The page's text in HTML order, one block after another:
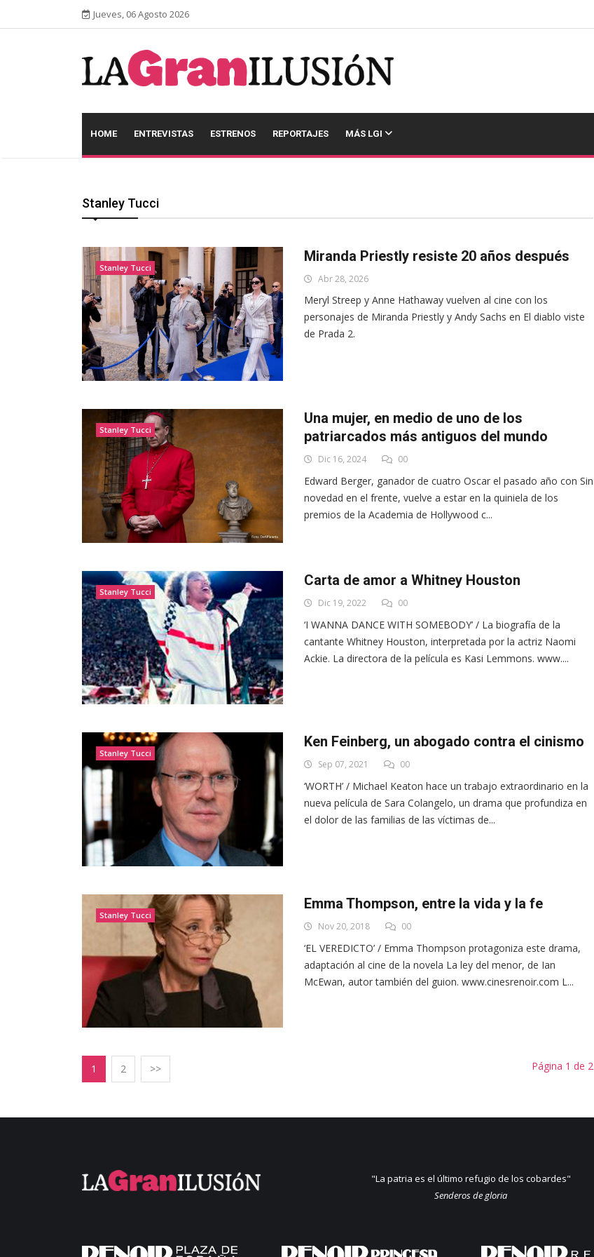
Jueves, 06 Agosto 2026
HOME ENTREVISTAS ESTRENOS REPORTAJES MÁS LGI
Stanley Tucci
Stanley Tucci
Miranda Priestly resiste 20 años después
Abr 28, 2026
Meryl Streep y Anne Hathaway vuelven al cine con los
personajes de Miranda Priestly y Andy Sachs en El diablo viste
de Prada 2.
Stanley Tucci
Una mujer, en medio de uno de los
patriarcados más antiguos del mundo
Dic 16, 2024 00
Edward Berger, ganador de cuatro Oscar el pasado año con Sin
novedad en el frente, vuelve a estar en la quiniela de los
premios de la Academia de Hollywood c...
Stanley Tucci
Carta de amor a Whitney Houston
Dic 19, 2022 00
‘I WANNA DANCE WITH SOMEBODY’ / La biografía de la
cantante Whitney Houston, interpretada por la actriz Naomi
Ackie. La directora de la película es Kasi Lemmons. www....
Stanley Tucci
Ken Feinberg, un abogado contra el cinismo
Sep 07, 2021 00
‘WORTH’ / Michael Keaton hace un trabajo extraordinario en la
nueva película de Sara Colangelo, un drama que profundiza en
el dolor de las familias de las víctimas de...
Stanley Tucci
Emma Thompson, entre la vida y la fe
Nov 20, 2018 00
‘EL VEREDICTO’ / Emma Thompson protagoniza este drama,
adaptación al cine de la novela La ley del menor, de Ian
McEwan, autor también del guion. www.cinesrenoir.com L...
1 2 >> Página 1 de 2
"La patria es el último refugio de los cobardes"
Senderos de gloria